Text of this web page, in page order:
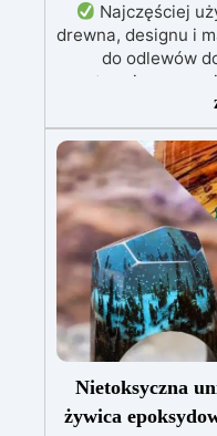
Najczęściej
drewna, designu i
do odlewów
egzotermia
żółknięcie dzięki
mechanicznej.
pęcherzyki
wykończenie.
wolna od
Nietoksyczna
żywica